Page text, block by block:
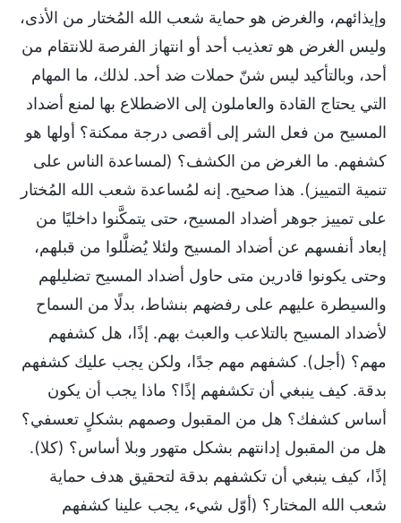
وإيذائهم، والغرض هو حماية شعب الله المُختار من الأذى،
وليس الغرض هو تعذيب أحد أو انتهاز الفرصة للانتقام من
أحد، وبالتأكيد ليس شنّ حملات ضد أحد. لذلك، ما المهام
التي يحتاج القادة والعاملون إلى الاضطلاع بها لمنع أضداد
المسيح من فعل الشر إلى أقصى درجة ممكنة؟ أولها هو
كشفهم. ما الغرض من الكشف؟ (لمساعدة الناس على
تنمية التمييز). هذا صحيح. إنه لمُساعدة شعب الله المُختار
على تمييز جوهر أضداد المسيح، حتى يتمكَّنوا داخليًا من
إبعاد أنفسهم عن أضداد المسيح ولئلا يُضلَّلوا من قبلهم،
وحتى يكونوا قادرين متى حاول أضداد المسيح تضليلهم
والسيطرة عليهم على رفضهم بنشاط، بدلًا من السماح
لأضداد المسيح بالتلاعب والعبث بهم. إذًا، هل كشفهم
مهم؟ (أجل). كشفهم مهم جدًا، ولكن يجب عليك كشفهم
بدقة. كيف ينبغي أن تكشفهم إذًا؟ ماذا يجب أن يكون
أساس كشفك؟ هل من المقبول وصمهم بشكلٍ تعسفي؟
هل من المقبول إدانتهم بشكل متهور وبلا أساس؟ (كلا).
إذًا، كيف ينبغي أن تكشفهم بدقة لتحقيق هدف حماية
شعب الله المختار؟ (أوّل شيء، يجب علينا كشفهم